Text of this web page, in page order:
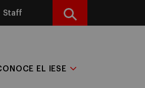
Staff Buscar
EL IESE